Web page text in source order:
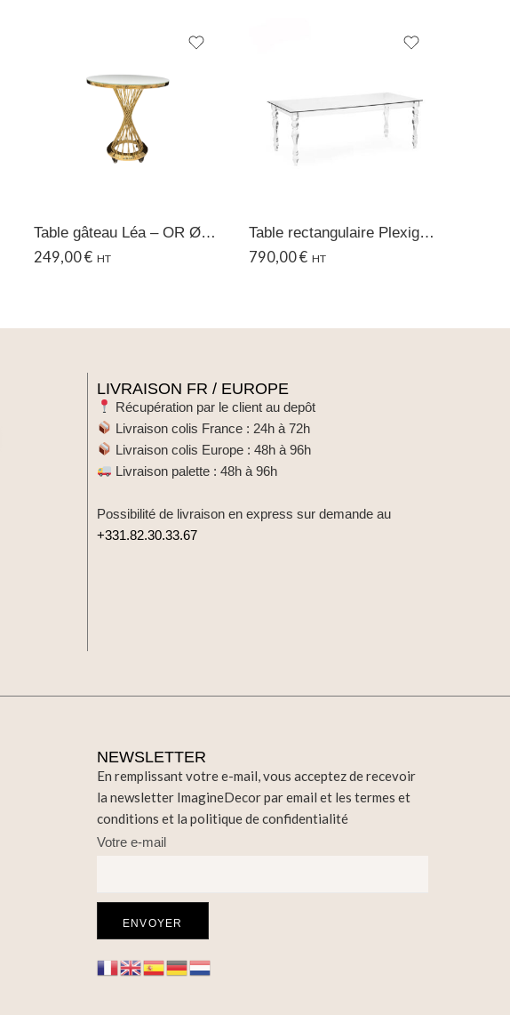
Table gâteau Léa – OR Ø80 CM
249,00€ HT
Table rectangulaire Plexiglas – 120x240CM
790,00€ HT
LIVRAISON FR / EUROPE
Récupération par le client au depôt
Livraison colis France : 24h à 72h
Livraison colis Europe : 48h à 96h
Livraison palette : 48h à 96h
Possibilité de livraison en express sur demande au
+331.82.30.33.67
NEWSLETTER
En remplissant votre e-mail, vous acceptez de recevoir
la newsletter ImagineDecor par email et les termes et
conditions et la politique de confidentialité
Votre e-mail